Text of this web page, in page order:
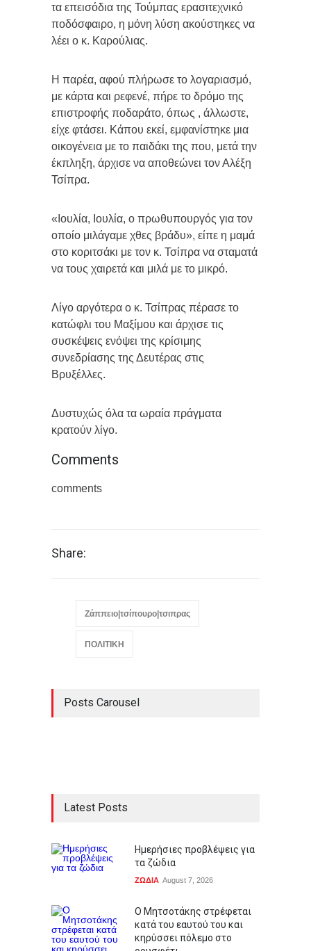
τα επεισόδια της Τούμπας ερασιτεχνικό
ποδόσφαιρο, η μόνη λύση ακούστηκες να
λέει ο κ. Καρούλιας.
Η παρέα, αφού πλήρωσε το λογαριασμό,
με κάρτα και ρεφενέ, πήρε το δρόμο της
επιστροφής ποδαράτο, όπως , άλλωστε,
είχε φτάσει. Κάπου εκεί, εμφανίστηκε μια
οικογένεια με το παιδάκι της που, μετά την
έκπληξη, άρχισε να αποθεώνει τον Αλέξη
Τσίπρα.
«Ιουλία, Ιουλία, ο πρωθυπουργός για τον
οποίο μιλάγαμε χθες βράδυ», είπε η μαμά
στο κοριτσάκι με τον κ. Τσίπρα να σταματά
να τους χαιρετά και μιλά με το μικρό.
Λίγο αργότερα ο κ. Τσίπρας πέρασε το
κατώφλι του Μαξίμου και άρχισε τις
συσκέψεις ενόψει της κρίσιμης
συνεδρίασης της Δευτέρας στις
Βρυξέλλες.
Δυστυχώς όλα τα ωραία πράγματα
κρατούν λίγο.
Comments
comments
Share:
Ζάππειο|τσίπουρο|τσιπρας
ΠΟΛΙΤΙΚΗ
Posts Carousel
Latest Posts
Ημερήσιες προβλέψεις για
τα ζώδια
ΖΩΔΙΑ August 7, 2026
Ο Μητσοτάκης στρέφεται
κατά του εαυτού του και
κηρύσσει πόλεμο στο